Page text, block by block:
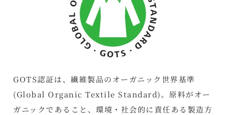
GOTS認証は、繊維製品のオーガニック世界基準
(Global Organic Textile Standard)。原料がオー
ガニックであること、環境・社会的に責任ある製造方